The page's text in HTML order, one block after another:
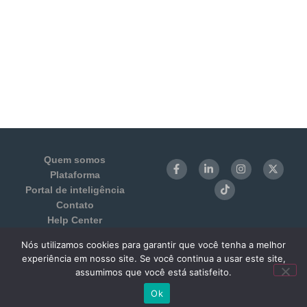
Quem somos
Plataforma
Portal de inteligência
Contato
Help Center
Termos de Uso e Privacidade
Benchmarking 1:1
Nós utilizamos cookies para garantir que você tenha a melhor
experiência em nosso site. Se você continua a usar este site,
assumimos que você está satisfeito.
Ok